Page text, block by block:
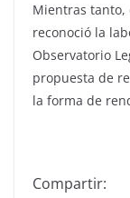
Mientras tanto,
reconoció la
Observatorio
propuesta de
la forma de
Compartir: